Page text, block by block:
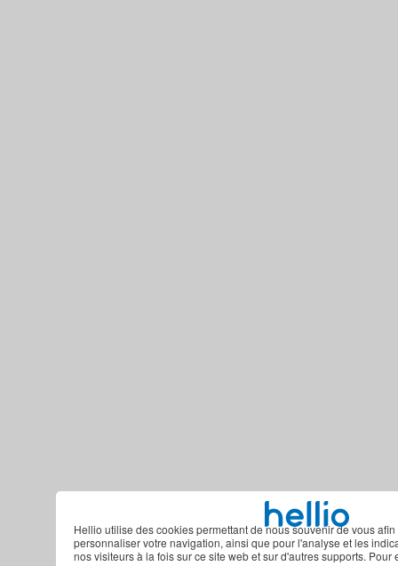
Hellio utilise des cookies permettant de nous souvenir de vous
personnaliser votre navigation, ainsi que pour l'analyse et les
nos visiteurs à la fois sur ce site web et sur d'autres supports. Pour